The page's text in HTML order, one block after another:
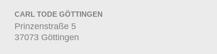
CARL TODE GÖTTINGEN
Prinzenstraße 5
37073 Göttingen